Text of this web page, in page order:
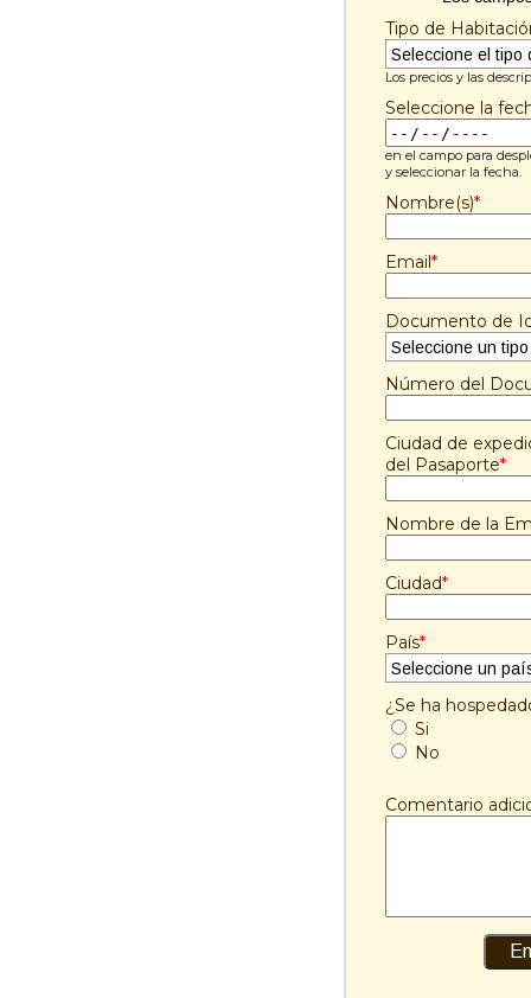
Tipo de
Los precios y las
Seleccione la
en el campo para
y seleccionar la fecha.
Nombre(s)*
Email*
Documento de
Número del
Ciudad de
del Pasaporte*
Nombre de la
Ciudad*
País*
¿Se ha
Si
No
Comentario